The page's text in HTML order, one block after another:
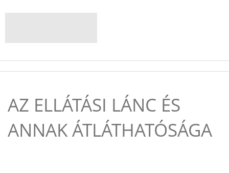
AZ ELLÁTÁSI LÁNC ÉS
ANNAK ÁTLÁTHATÓSÁGA